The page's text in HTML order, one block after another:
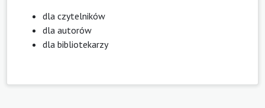
dla czytelników
dla autorów
dla bibliotekarzy